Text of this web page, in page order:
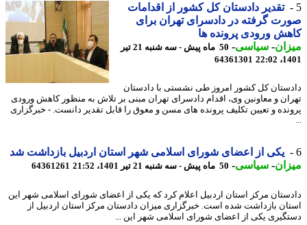
تقدیر دادستان کل کشور از اقدامات
گرفته در دادسرای تهران برای
ورودی پرونده ها
- سیاسی-
50 ماه پیش - سه شنبه 21 تیر
64361301
کل کشور امروز طی نشستی با دادستان
و معاونین وی، اقدام دادسرای تهران مبنی بر تلاش به منظور کاهش ورودی
و تعیین تکلیف پرونده های مسن و معوق را قابل تقدیر دانست. - خبرگزاری
یکی از اعضای شورای اسلامی شهر استان اردبیل بازداشت شد
- سیاسی-50 ماه پیش - سه شنبه 21 تیر 1401، 21:52 64361261
مرکز استان اردبیل اعلام کرد که یکی از اعضای شورای اسلامی شهر این
بازداشت شده است. خبرگزاری میزان دادستان مرکز استان اردبیل از
یکی از اعضای شورای اسلامی شهر این ...